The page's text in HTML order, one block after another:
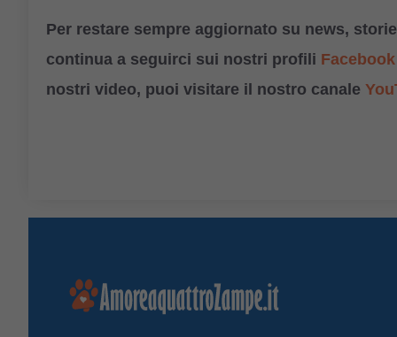
Per restare sempre aggiornato su news,
continua a seguirci sui nostri profili Facebook
nostri video, puoi visitare il nostro canale